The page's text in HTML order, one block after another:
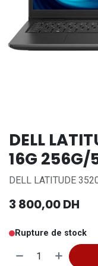
DELL
16G 256G/
DELL LATITUDE
3 800,00DH
Rupture de stock